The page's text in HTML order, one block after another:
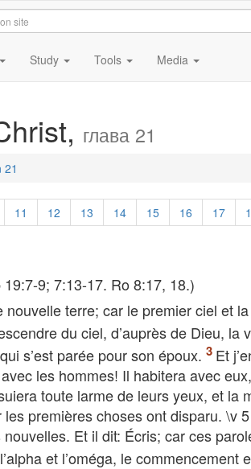
Study Tools Media
глава 21
21
11 12 13 14 15 16 17
9; 7:13-17. Ro 8:17, 18.)
terre; car le premier ciel et
du ciel, d’auprès de Dieu, la
s’est parée pour son époux.
Et
les hommes! Il habitera avec
toute larme de leurs yeux, et la
premières choses ont disparu. \v
Et il dit: Écris; car ces
et l’oméga, le commencement